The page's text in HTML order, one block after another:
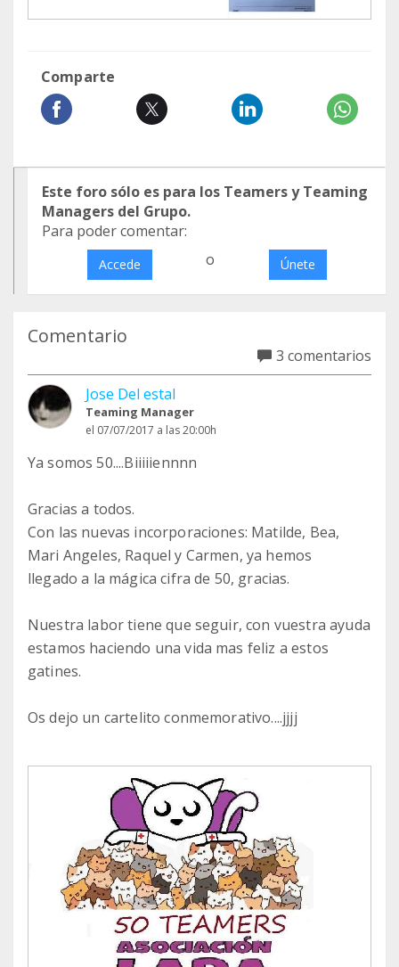
Comparte
Este foro sólo es para los Teamers y Teaming
Managers del Grupo.
Para poder comentar:
Accede o Únete
Comentario
3 comentarios
Jose Del estal
Teaming Manager
el 07/07/2017 a las 20:00h
Ya somos 50....Biiiiiennnn
Gracias a todos.
Con las nuevas incorporaciones: Matilde, Bea,
Mari Angeles, Raquel y Carmen, ya hemos
llegado a la mágica cifra de 50, gracias.
Nuestra labor tiene que seguir, con vuestra ayuda
estamos haciendo una vida mas feliz a estos
gatines.
Os dejo un cartelito conmemorativo....jjjj